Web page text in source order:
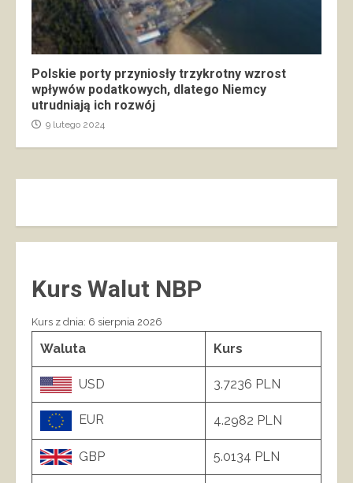
Polskie porty przyniosły trzykrotny wzrost
wpływów podatkowych, dlatego Niemcy
utrudniają ich rozwój
9 lutego 2024
Kurs Walut NBP
Kurs z dnia: 6 sierpnia 2026
Waluta Kurs
USD 3.7236 PLN
EUR 4.2982 PLN
GBP 5.0134 PLN